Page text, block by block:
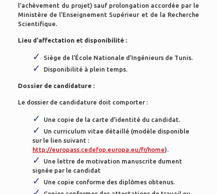
l’achèvement du projet) sauf prolongation accordée par le
Ministère de l’Enseignement Supérieur et de la Recherche
Scientifique.
Lieu d’affectation et disponibilité :
Siège de l’École Nationale d’Ingénieurs de Tunis.
Disponibilité à plein temps.
Dossier de candidature :
Le dossier de candidature doit comporter :
Une copie de la carte d’identité du candidat.
Un curriculum vitae détaillé (modèle disponible
sur le lien suivant :
http://europass.cedefop.europa.eu/fr/home).
Une lettre de motivation manuscrite dument
signée par le candidat
Une copie conforme des diplômes obtenus.